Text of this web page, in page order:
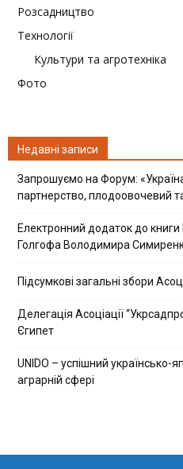
Розсадництво
Технології
Культури та агротехніка
Фото
Недавні записи
Запрошуємо на Форум:
партнерство, плодоовочевий
Електронний додаток до книги
Голгофа Володимира
Підсумкові загальні збори
Делегація Асоціації
Єгипет
UNIDO – успішний українсько-
аграрній сфері